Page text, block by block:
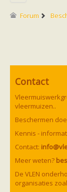
Vale
Spelletjes
Weetjes
Meer weten
Forum
Contact
vleermuizen..
Beschermen
Kennis -
Contact:
Meer weten?
De VLEN
organisaties